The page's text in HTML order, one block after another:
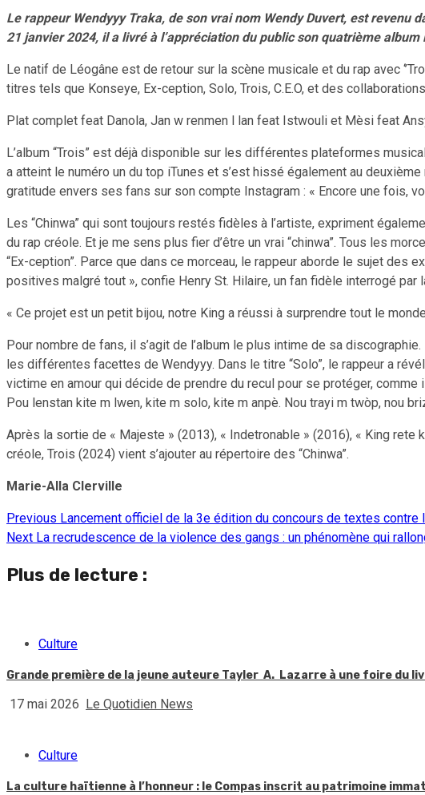
Le rappeur Wendyyy Traka, de son vrai nom Wendy Duvert, est revenu
21 janvier 2024, il a livré à l’appréciation du public son quatrième album
Le natif de Léogâne est de retour sur la scène musicale et du rap avec
titres tels que Konseye, Ex-ception, Solo, Trois, C.E.O, et des
Plat complet feat Danola, Jan w renmen l lan feat Istwouli et Mèsi feat
L’album “Trois” est déjà disponible sur les différentes plateformes
a atteint le numéro un du top iTunes et s’est hissé également au
gratitude envers ses fans sur son compte Instagram : « Encore une fois,
Les “Chinwa” qui sont toujours restés fidèles à l’artiste, expriment
du rap créole. Et je me sens plus fier d’être un vrai “chinwa”. Tous les
“Ex-ception”. Parce que dans ce morceau, le rappeur aborde le sujet
positives malgré tout », confie Henry St. Hilaire, un fan fidèle interrogé par
« Ce projet est un petit bijou, notre King a réussi à surprendre tout le
Pour nombre de fans, il s’agit de l’album le plus intime de sa
les différentes facettes de Wendyyy. Dans le titre “Solo”, le rappeur a
victime en amour qui décide de prendre du recul pour se protéger,
Pou lenstan kite m lwen, kite m solo, kite m anpè. Nou trayi m twòp, nou
Après la sortie de « Majeste » (2013), « Indetronable » (2016), « King
créole, Trois (2024) vient s’ajouter au répertoire des “Chinwa”.
Marie-Alla Clerville
Continue
Previous Lancement officiel de la 3e édition du concours de textes
Next La recrudescence de la violence des gangs : un phénomène qui
Plus de lecture :
Culture
Grande première de la jeune auteure Tayler A. Lazarre à une foire du
17 mai 2026 Le Quotidien News
Culture
La culture haïtienne à l’honneur : le Compas inscrit au patrimoine